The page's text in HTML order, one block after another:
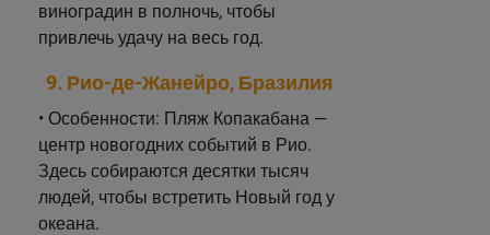
виноградин в полночь, чтобы
привлечь удачу на весь год.
9. Рио-де-Жанейро, Бразилия
• Особенности: Пляж Копакабана —
центр новогодних событий в Рио.
Здесь собираются десятки тысяч
людей, чтобы встретить Новый год у
океана.